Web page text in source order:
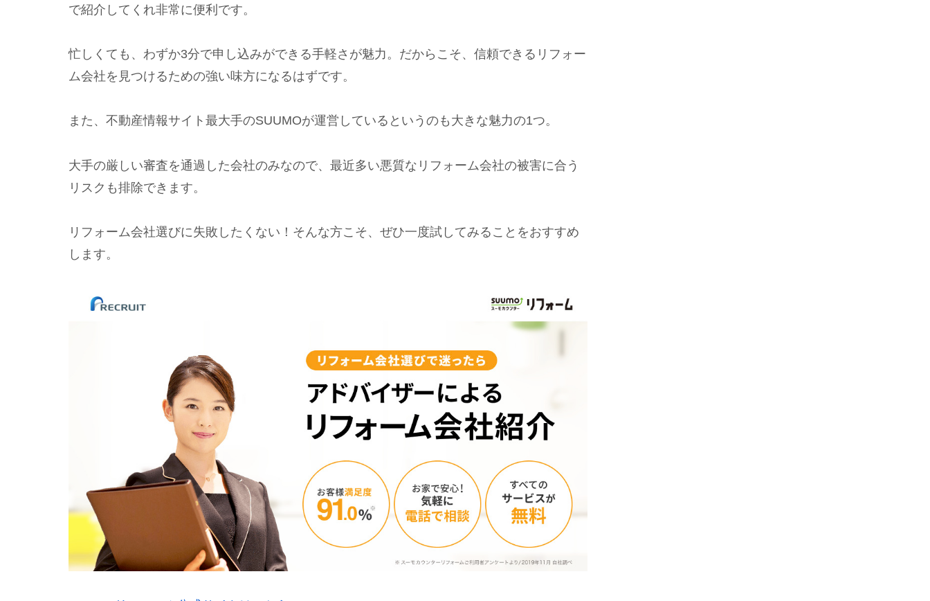
で紹介してくれ非常に便利です。
忙しくても、わずか3分で申し込みができる手軽さが魅力。だからこそ、信頼できるリフォー
ム会社を見つけるための強い味方になるはずです。
また、不動産情報サイト最大手のSUUMOが運営しているというのも大きな魅力の1つ。
大手の厳しい審査を通過した会社のみなので、最近多い悪質なリフォーム会社の被害に合う
リスクも排除できます。
リフォーム会社選びに失敗したくない！そんな方こそ、ぜひ一度試してみることをおすすめ
します。